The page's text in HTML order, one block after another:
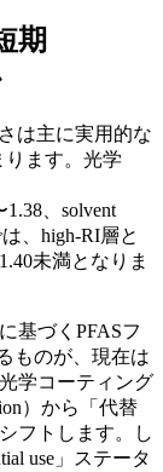
期
は主に実用的な
ります。光学
1.38、solvent
、high-RI層と
未満となりま
基づくPFASフ
ものが、現在は
学コーティング
）から「代替
フトします。し
use」ステータ